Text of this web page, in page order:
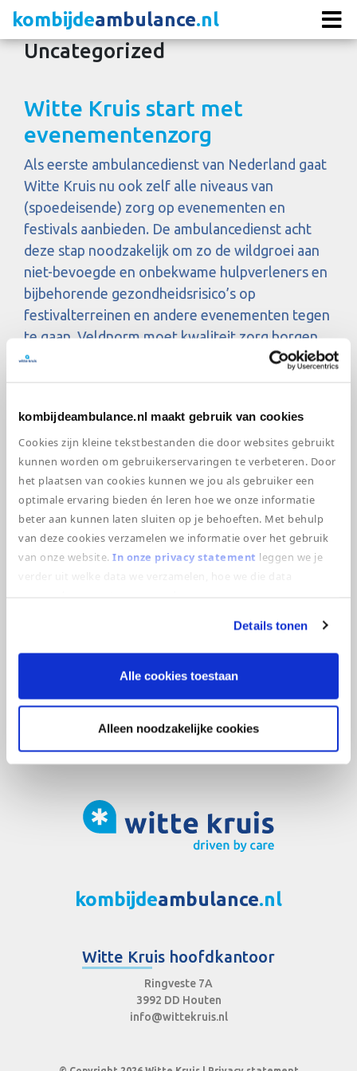
kombijdeambulance.nl maakt gebruik van cookies
Cookies zijn kleine tekstbestanden die door websites gebruikt
kunnen worden om gebruikerservaringen te verbeteren. Door
het plaatsen van cookies kunnen we jou als gebruiker een
optimale ervaring bieden én leren hoe we onze informatie
beter aan kunnen laten sluiten op je behoeften. Met behulp
van deze cookies verzamelen we informatie over het gebruik
van onze website. In onze privacy statement leggen we je
Details tonen
Alle cookies toestaan
Alleen noodzakelijke cookies
kombijdeambulance.nl
Uncategorized
Witte Kruis start met
evenementenzorg
Als eerste ambulancedienst van Nederland gaat
Witte Kruis nu ook zelf alle niveaus van
(spoedeisende) zorg op evenementen en
festivals aanbieden. De ambulancedienst acht
deze stap noodzakelijk om zo de wildgroei aan
niet-bevoegde en onbekwame hulpverleners en
bijbehorende gezondheidsrisico’s op
festivalterreinen en andere evenementen tegen
te gaan. Veldnorm moet kwaliteit zorg borgen
Het toenemende gebruik van partydrugs,
uit de dagelijkse praktijk op festivals en
evenementen in Nederland. De professionals
van Witte Kruis Evenementenzorg willen
bezoekers en medewerkers van evenementen
van echt adequate Eerste Hulp en goede
medische zorg voorzien met als […]
Bouwplaat Noord-Holland Noord Bouwplaat
Noord- en Oost-Gelderland Bouwplaat
Kennemerland Bouwplaat Haaglanden
kombijdeambulance.nl
Witte Kruis hoofdkantoor
Ringveste 7A
3992 DD Houten
info@wittekruis.nl